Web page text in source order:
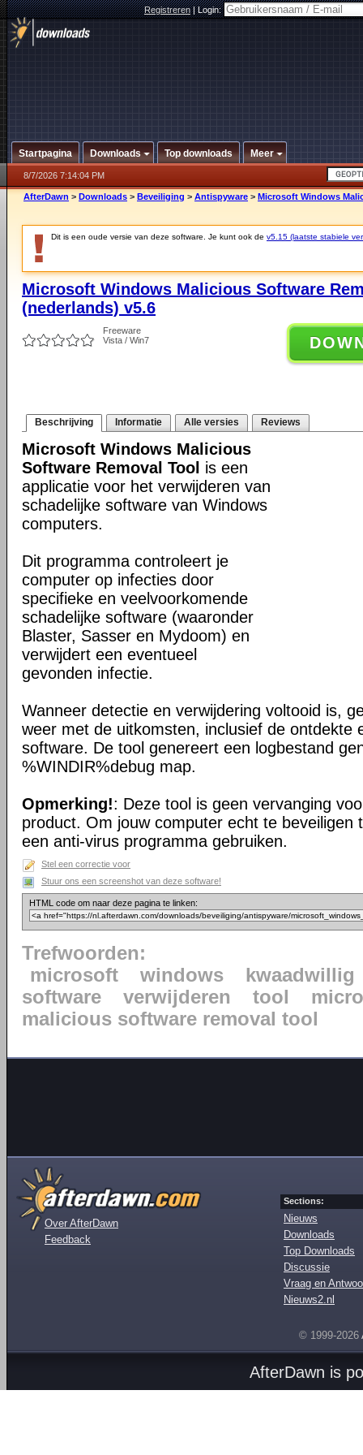
Registreren|Login:
Startpagina Downloads Top downloads Meer
8/7/2026 7:14:04 PM
AfterDawn > Downloads > Beveiliging > Antispyware > Microsoft Windows
Dit is een oude versie van deze software. Je kunt ook de v5.15 (laatste stabiele
Microsoft Windows Malicious Software
(nederlands) v5.6
Freeware
Vista / Win7
Beschrijving Informatie Alle versies Reviews
Microsoft Windows Malicious
Software Removal Tool is een
applicatie voor het verwijderen van
schadelijke software van Windows
computers.
Dit programma controleert je
computer op infecties door
specifieke en veelvoorkomende
schadelijke software (waaronder
Blaster, Sasser en Mydoom) en
verwijdert een eventueel
gevonden infectie.
Wanneer detectie en verwijdering voltooid is,
weer met de uitkomsten, inclusief de ontdekte
software. De tool genereert een logbestand
%WINDIR%debug map.
Opmerking!: Deze tool is geen vervanging
product. Om jouw computer echt te beveiligen
een anti-virus programma gebruiken.
Stel een correctie voor
Stuur ons een screenshot van deze software!
HTML code om naar deze pagina te linken:
Trefwoorden:
microsoft
windows
kwaadwillig
software
verwijderen tool
malicious software removal tool
Over AfterDawn
Feedback
Sections:
Nieuws
Downloads
Top Downloads
Discussie
Vraag en
Nieuws2.nl
© 1999-2026
AfterDawn is